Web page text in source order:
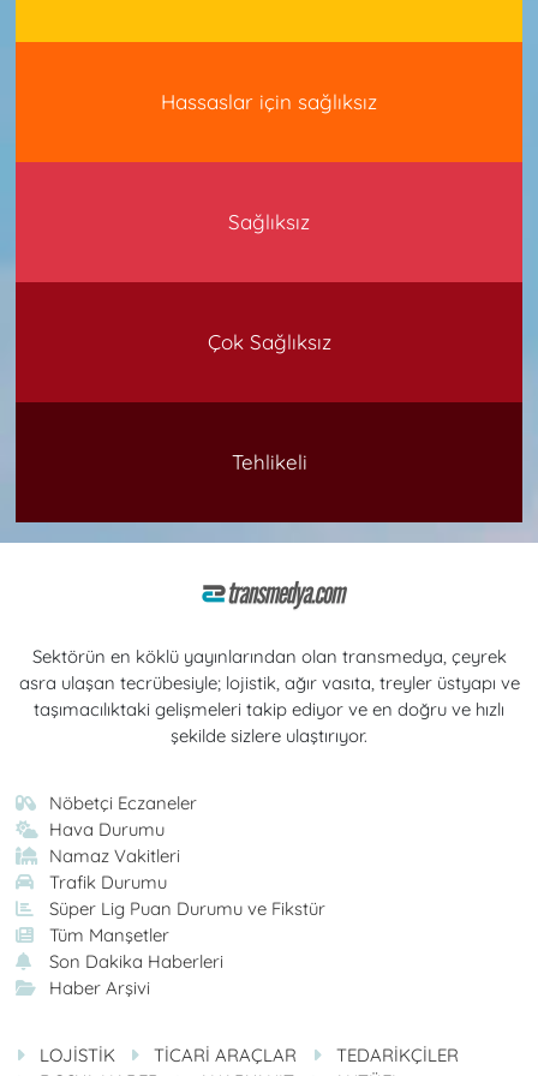
Hassaslar için sağlıksız
Sağlıksız
Çok Sağlıksız
Tehlikeli
Sektörün en köklü yayınlarından olan transmedya, çeyrek
asra ulaşan tecrübesiyle; lojistik, ağır vasıta, treyler üstyapı ve
taşımacılıktaki gelişmeleri takip ediyor ve en doğru ve hızlı
şekilde sizlere ulaştırıyor.
Nöbetçi Eczaneler
Hava Durumu
Namaz Vakitleri
Trafik Durumu
Süper Lig Puan Durumu ve Fikstür
Tüm Manşetler
Son Dakika Haberleri
Haber Arşivi
LOJİSTİK TİCARİ ARAÇLAR
TEDARİKÇİLER